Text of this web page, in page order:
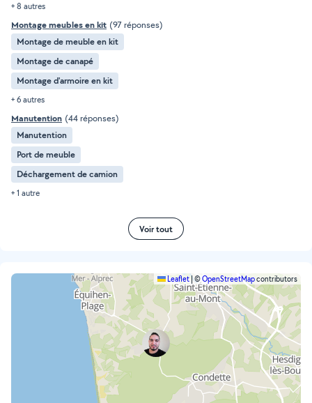
+ 8 autres
Montage meubles en kit (97 réponses)
Montage de meuble en kit
Montage de canapé
Montage d'armoire en kit
+ 6 autres
Manutention (44 réponses)
Manutention
Port de meuble
Déchargement de camion
+ 1 autre
Voir tout
Leaflet|©OpenStreetMapcontributors